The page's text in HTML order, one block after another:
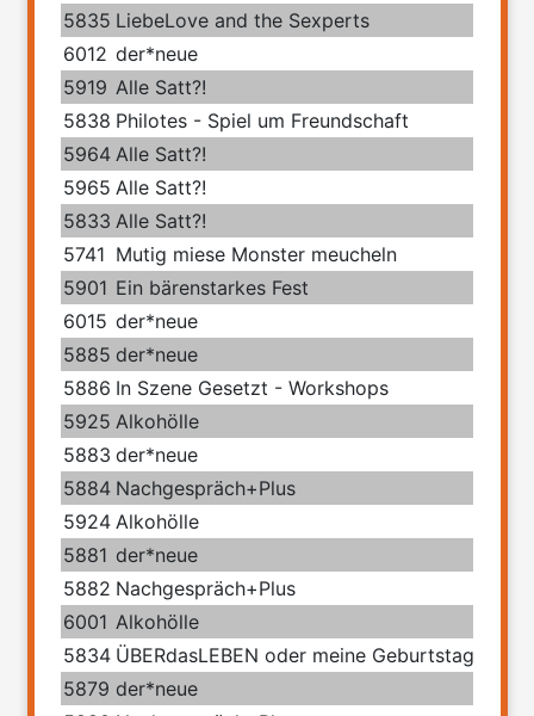
5835 LiebeLove and the Sexperts
6012 der*neue
5919 Alle Satt?!
5838 Philotes - Spiel um Freundschaft
5964 Alle Satt?!
5965 Alle Satt?!
5833 Alle Satt?!
5741 Mutig miese Monster meucheln
5901 Ein bärenstarkes Fest
6015 der*neue
5885 der*neue
5886 In Szene Gesetzt - Workshops
5925 Alkohölle
5883 der*neue
5884 Nachgespräch+Plus
5924 Alkohölle
5881 der*neue
5882 Nachgespräch+Plus
6001 Alkohölle
5834 ÜBERdasLEBEN oder meine Geburtstage mit
5879 der*neue